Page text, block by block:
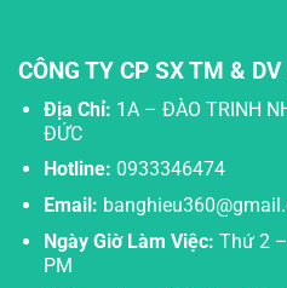
CÔNG TY CP SX TM &
Địa Chỉ: 1A – ĐÀO TRINH
ĐỨC
Hotline: 0933346474
Email:
Ngày Giờ Làm Việc: Thứ 2
PM